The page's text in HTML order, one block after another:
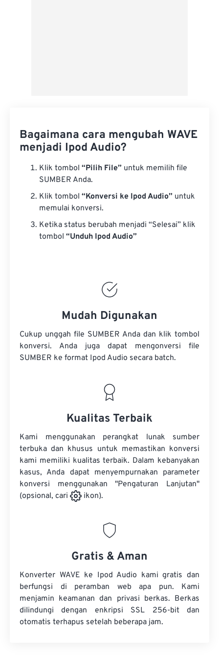
Bagaimana cara mengubah WAVE
menjadi Ipod Audio?
Klik tombol “Pilih File” untuk memilih file
SUMBER Anda.
Klik tombol “Konversi ke Ipod Audio” untuk
memulai konversi.
Ketika status berubah menjadi “Selesai” klik
tombol “Unduh Ipod Audio”
Mudah Digunakan
Cukup unggah file SUMBER Anda dan klik tombol
konversi. Anda juga dapat mengonversi file
SUMBER ke format Ipod Audio secara batch.
Kualitas Terbaik
Kami menggunakan perangkat lunak sumber
terbuka dan khusus untuk memastikan konversi
kami memiliki kualitas terbaik. Dalam kebanyakan
kasus, Anda dapat menyempurnakan parameter
konversi menggunakan "Pengaturan Lanjutan"
(opsional, cari
ikon).
Gratis & Aman
Konverter WAVE ke Ipod Audio kami gratis dan
berfungsi di peramban web apa pun. Kami
menjamin keamanan dan privasi berkas. Berkas
dilindungi dengan enkripsi SSL 256-bit dan
otomatis terhapus setelah beberapa jam.